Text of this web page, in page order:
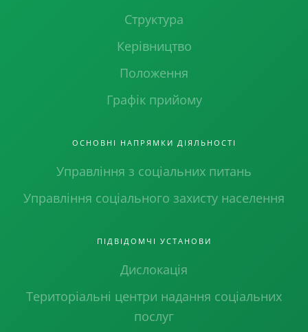
Структура
Керівництво
Положення
Графік прийому
ОСНОВНІ НАПРЯМКИ ДІЯЛЬНОСТІ
Управління з соціальних питань
Управління соціального захисту населення
ПІДВІДОМЧІ УСТАНОВИ
Дислокація
Територіальні центри надання соціальних
послуг